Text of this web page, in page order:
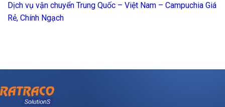
Dịch vụ vận chuyển Trung Quốc – Việt Nam – Campuchia Giá
Rẻ, Chính Ngạch